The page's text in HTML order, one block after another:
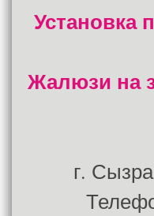
Установка
Жалюзи на
г.